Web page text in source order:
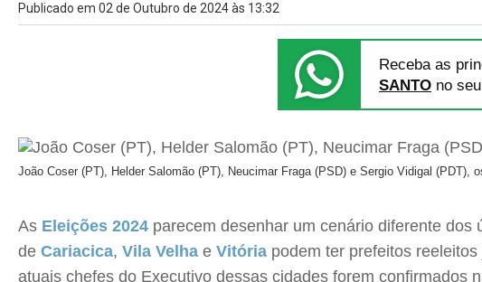
Publicado em 02 de Outubro de 2024 às 13:32
Receba as
SANTO no
João Coser (PT), Helder Salomão (PT), Neucimar Fraga (PSD) e Sergio Vidigal (PDT),
As Eleições 2024 parecem desenhar um cenário diferente
de Cariacica, Vila Velha e Vitória podem ter prefeitos
atuais chefes do Executivo dessas cidades forem confirmados